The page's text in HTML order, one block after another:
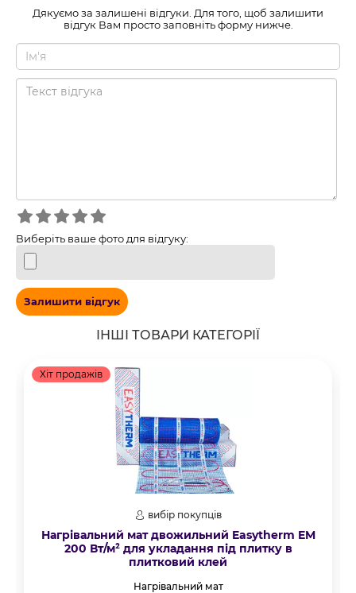
Дякуємо за залишені відгуки. Для того, щоб залишити
відгук Вам просто заповніть форму нижче.
Виберіть ваше фото для відгуку:
Залишити відгук
ІНШІ ТОВАРИ КАТЕГОРІЇ
Хіт продажів
вибір покупців
Нагрівальний мат двожильний Easytherm EM
200 Вт/м² для укладання під плитку в
плитковий клей
Нагрівальний мат